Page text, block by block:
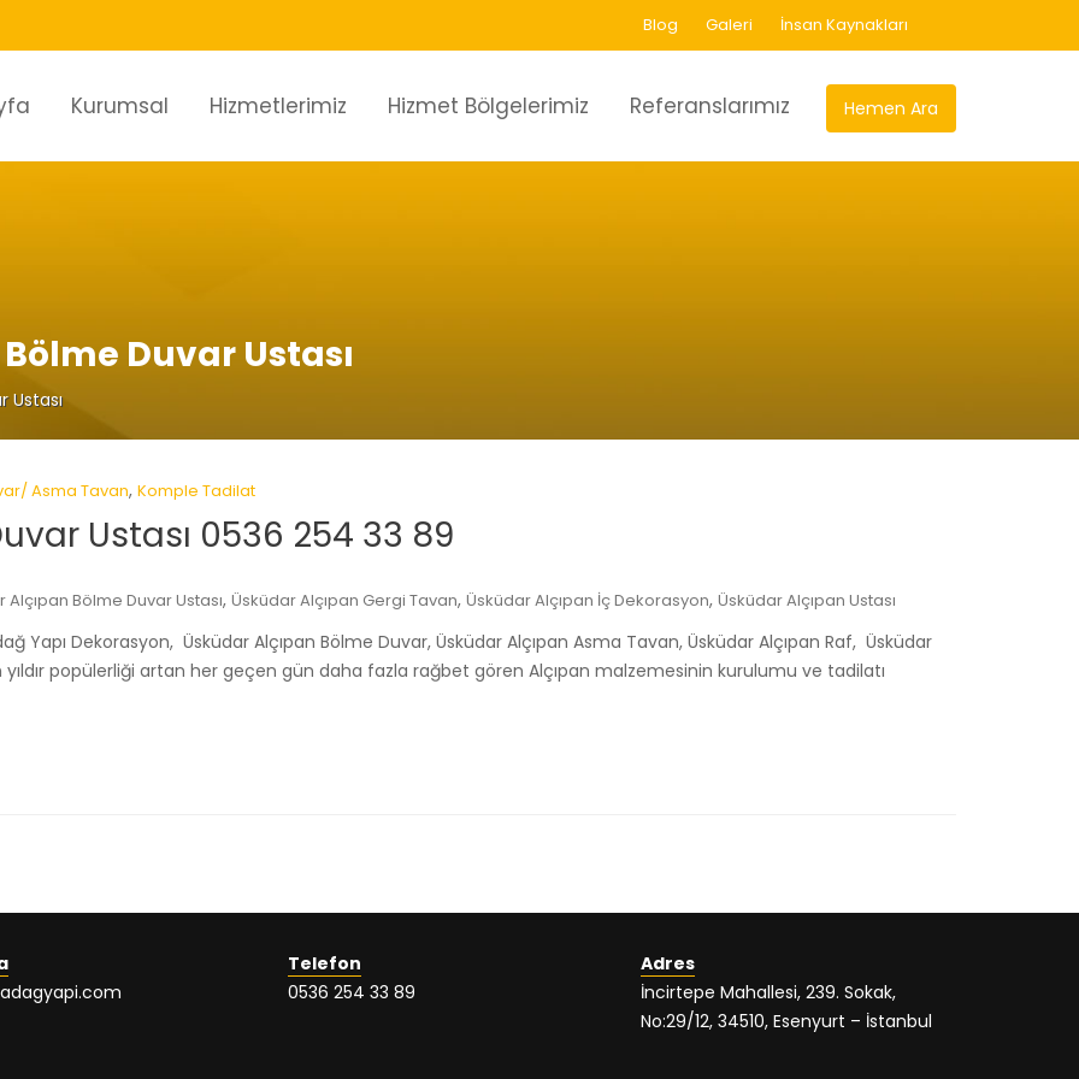
Blog Galeri İnsan Kaynakları
Hemen Ara
Kurumsal Hizmetlerimiz Hizmet Bölgelerimiz Referanslarımız
Duvar Ustası
Ustası
Asma Tavan, Komple Tadilat
Ustası 0536 254 33 89
Alçıpan Bölme Duvar Ustası, Üsküdar Alçıpan Gergi Tavan, Üsküdar Alçıpan İç Dekorasyon, Üsküdar Alçıpan Ustası
Yapı Dekorasyon, Üsküdar Alçıpan Bölme Duvar, Üsküdar Alçıpan Asma Tavan, Üsküdar Alçıpan Raf, Üsküdar
yıldır popülerliği artan her geçen gün daha fazla rağbet gören Alçıpan malzemesinin kurulumu ve tadilatı
Telefon
0536 254 33 89
Adres
İncirtepe Mahallesi, 239. Sokak,
No:29/12, 34510, Esenyurt – İstanbul